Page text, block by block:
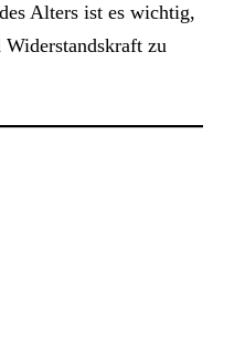
Alters ist es wichtig,
zu